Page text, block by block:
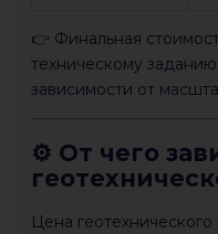
👉 Финальная
техническому
зависимости от
⚙️ От чего
Цена